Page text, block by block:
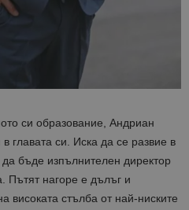
си образование, Андриан
главата си. Иска да се развие в
бъде изпълнителен директор
Пътят нагоре е дълъг и
високата стълба от най-ниските